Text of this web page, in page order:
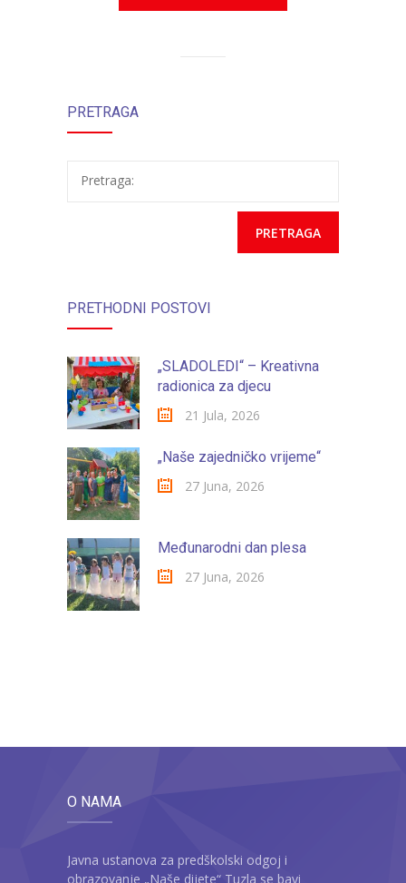
PRETRAGA
Pretraga:
PRETHODNI POSTOVI
„SLADOLEDI“ – Kreativna
radionica za djecu
21 Jula, 2026
„Naše zajedničko vrijeme“
27 Juna, 2026
Međunarodni dan plesa
27 Juna, 2026
O NAMA
Javna ustanova za predškolski odgoj i
obrazovanje „Naše dijete“ Tuzla se bavi